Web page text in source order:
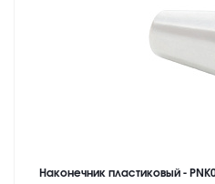
Наконечник пластиковый -